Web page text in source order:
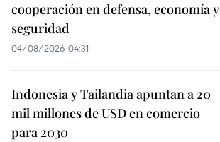
cooperación en defensa, economía y
seguridad
04/08/2026 04:31
Indonesia y Tailandia apuntan a 20
mil millones de USD en comercio
para 2030